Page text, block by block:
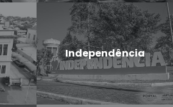
Independência